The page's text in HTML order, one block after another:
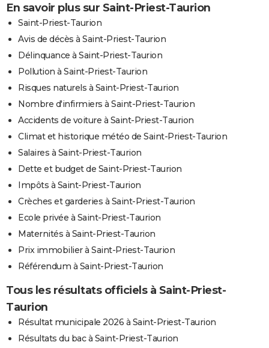
En savoir plus sur Saint-Priest-Taurion
Saint-Priest-Taurion
Avis de décès à Saint-Priest-Taurion
Délinquance à Saint-Priest-Taurion
Pollution à Saint-Priest-Taurion
Risques naturels à Saint-Priest-Taurion
Nombre d'infirmiers à Saint-Priest-Taurion
Accidents de voiture à Saint-Priest-Taurion
Climat et historique météo de Saint-Priest-Taurion
Salaires à Saint-Priest-Taurion
Dette et budget de Saint-Priest-Taurion
Impôts à Saint-Priest-Taurion
Crèches et garderies à Saint-Priest-Taurion
Ecole privée à Saint-Priest-Taurion
Maternités à Saint-Priest-Taurion
Prix immobilier à Saint-Priest-Taurion
Référendum à Saint-Priest-Taurion
Tous les résultats officiels à Saint-Priest-
Taurion
Résultat municipale 2026 à Saint-Priest-Taurion
Résultats du bac à Saint-Priest-Taurion